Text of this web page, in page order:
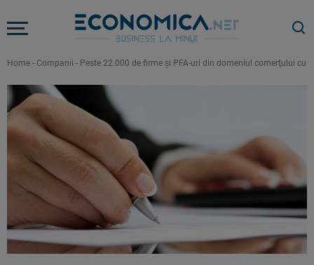
Home - Companii - Peste 22.000 de firme şi PFA-uri din domeniul comerţului